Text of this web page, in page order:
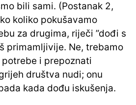
bili sami. (Postanak 2,
koliko pokušavamo
za drugima, riječi ”dođi s
primamljivije. Ne, trebamo
i prepoznati
društva nudi; onu
kada dođu iskušenja.